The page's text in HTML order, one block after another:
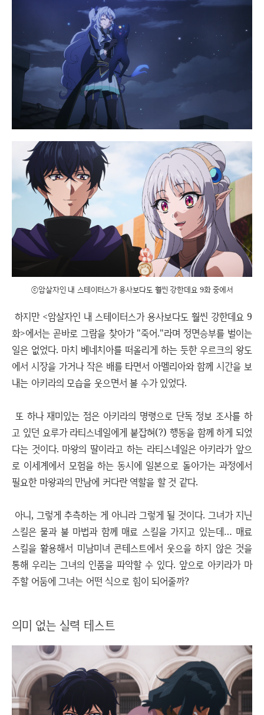
ⓒ암살자인 내 스테이터스가 용사보다도 훨씬 강한데요 9화 중에서
하지만 <암살자인 내 스테이터스가 용사보다도 훨씬 강한데요 9
화>에서는 곧바로 그람을 찾아가 "죽어."라며 정면승부를 벌이는
일은 없었다. 마치 베네치아를 떠올리게 하는 듯한 우르크의 왕도
에서 시장을 가거나 작은 배를 타면서 아멜리아와 함께 시간을 보
내는 아키라의 모습을 웃으면서 볼 수가 있었다.
또 하나 재미있는 점은 아키라의 명령으로 단독 정보 조사를 하
고 있던 요루가 라티스네일에게 붙잡혀(?) 행동을 함께 하게 되었
다는 것이다. 마왕의 딸이라고 하는 라티스네일은 아키라가 앞으
로 이세계에서 모험을 하는 동시에 일본으로 돌아가는 과정에서
필요한 마왕과의 만남에 커다란 역할을 할 것 같다.
아니, 그렇게 추측하는 게 아니라 그렇게 될 것이다. 그녀가 지닌
스킬은 물과 불 마법과 함께 매료 스킬을 가지고 있는데… 매료
스킬을 활용해서 미남미녀 콘테스트에서 웃으을 하지 않은 것을
통해 우리는 그녀의 인품을 파악할 수 있다. 앞으로 아키라가 마
주할 어둠에 그녀는 어떤 식으로 힘이 되어줄까?
의미 없는 실력 테스트